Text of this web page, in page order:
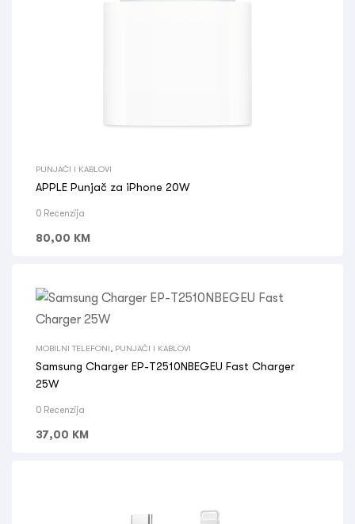
PUNJAČI I KABLOVI
APPLE Punjač za iPhone 20W
0 Recenzija
80,00 KM
MOBILNI TELEFONI PUNJAČI I KABLOVI
Samsung Charger EP-T2510NBEGEU Fast Charger
25W
0 Recenzija
37,00 KM